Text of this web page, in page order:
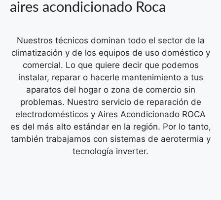
aires acondicionado Roca
Nuestros técnicos dominan todo el sector de la
climatización y de los equipos de uso doméstico y
comercial. Lo que quiere decir que podemos
instalar, reparar o hacerle mantenimiento a tus
aparatos del hogar o zona de comercio sin
problemas. Nuestro servicio de reparación de
electrodomésticos y Aires Acondicionado ROCA
es del más alto estándar en la región. Por lo tanto,
también trabajamos con sistemas de aerotermia y
tecnología inverter.